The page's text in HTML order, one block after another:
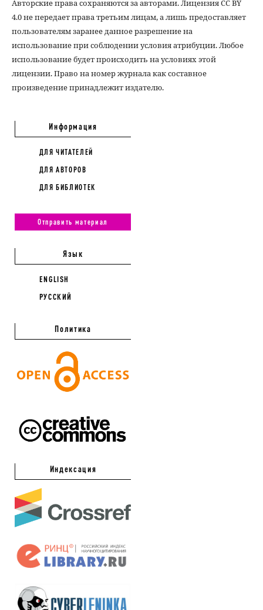
Авторские права сохраняются за авторами. Лицензия CC BY
4.0 не передает права третьим лицам, а лишь предоставляет
пользователям заранее данное разрешение на
использование при соблюдении условия атрибуции. Любое
использование будет происходить на условиях этой
лицензии. Право на номер журнала как составное
произведение принадлежит издателю.
Информация
ДЛЯ ЧИТАТЕЛЕЙ
ДЛЯ АВТОРОВ
ДЛЯ БИБЛИОТЕК
Отправить материал
Язык
ENGLISH
РУССКИЙ
Политика
Индексация